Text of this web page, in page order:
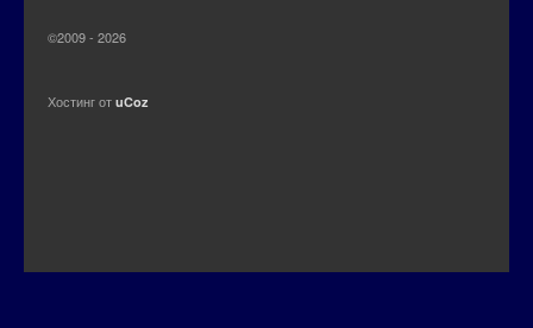
©2009 - 2026
Хостинг от uCoz